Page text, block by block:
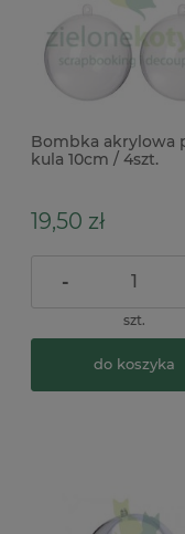
Bombka akrylowa
kula 10cm / 4szt.
19,50 zł
-
szt.
do koszyka